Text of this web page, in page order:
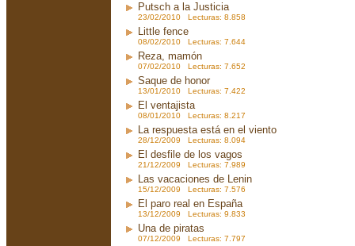
Putsch a la Justicia
23/02/2010 Lecturas: 8.858
Little fence
08/02/2010 Lecturas: 7.644
Reza, mamón
07/02/2010 Lecturas: 7.652
Saque de honor
13/01/2010 Lecturas: 7.422
El ventajista
08/01/2010 Lecturas: 8.217
La respuesta está en el viento
28/12/2009 Lecturas: 8.094
El desfile de los vagos
21/12/2009 Lecturas: 7.989
Las vacaciones de Lenin
15/12/2009 Lecturas: 7.576
El paro real en España
13/12/2009 Lecturas: 9.833
Una de piratas
07/12/2009 Lecturas: 7.797